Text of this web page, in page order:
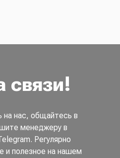
на нас, общайтесь в
менеджеру в
Регулярно
и полезное на нашем